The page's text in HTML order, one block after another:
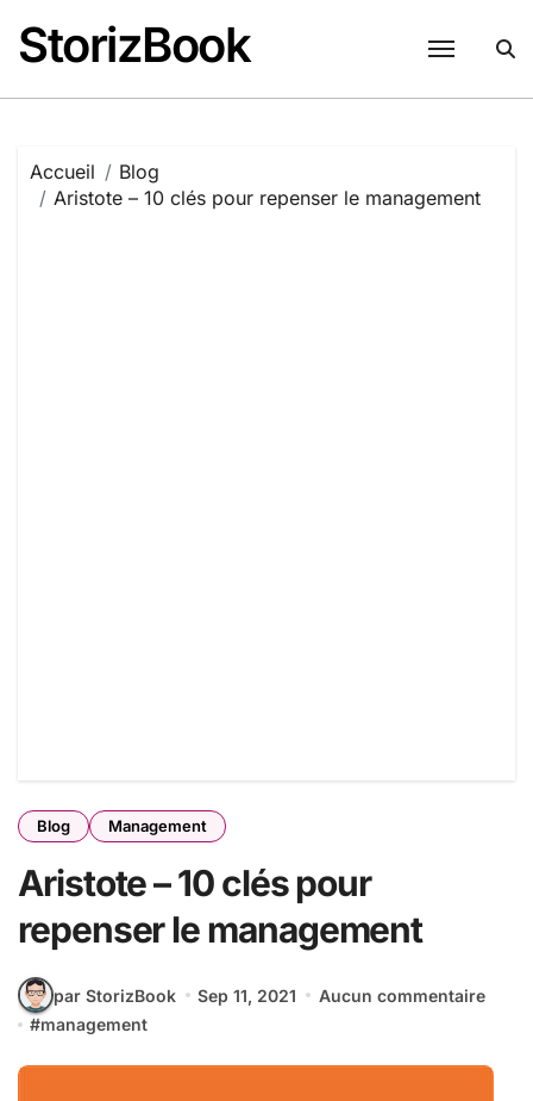
contenu
StorizBook
Accueil
Blog
Aristote – 10 clés pour repenser le management
Blog Management
Aristote – 10 clés pour
repenser le management
par StorizBook Sep 11, 2021
Aucun commentaire
#management